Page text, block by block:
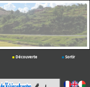
■Découverte ■Sortir